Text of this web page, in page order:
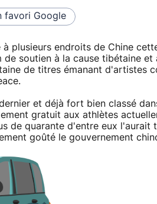
favori Google
plusieurs endroits de Chine
soutien à la cause tibétaine et
de titres émanant d'artistes
et déjà fort bien classé
gratuit aux athlètes
de quarante d'entre eux l'aurait
goûté le gouvernement